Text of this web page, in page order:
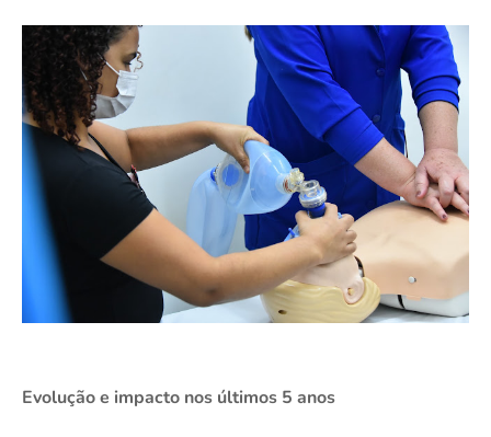
Evolução e impacto nos últimos 5 anos